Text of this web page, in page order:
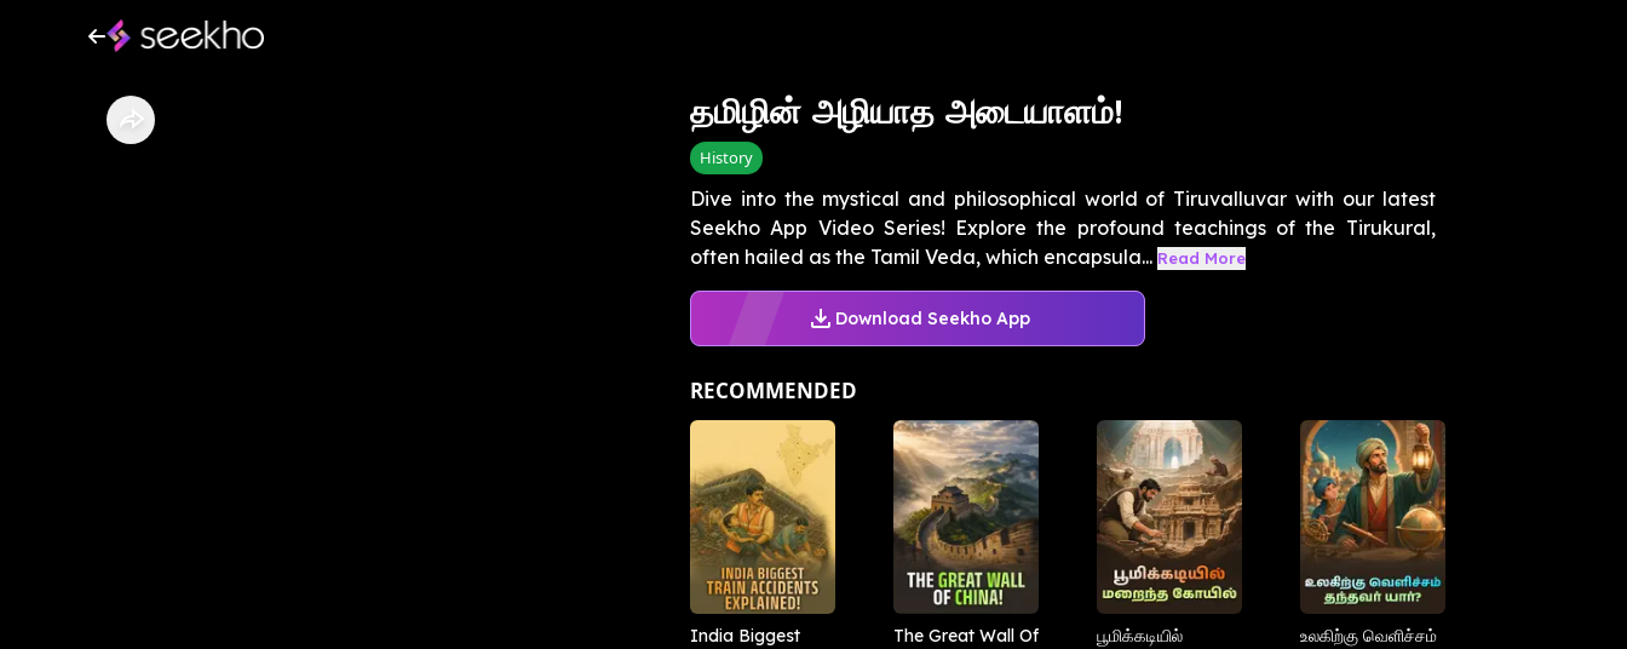
தமிழின் அழியாத அடையாளம்!
History
Dive into the mystical and philosophical world of Tiruvalluvar with our latest
Seekho App Video Series! Explore the profound teachings of the Tirukural,
often hailed as the Tamil Veda, which encapsula... Read More
Download Seekho App
RECOMMENDED
India Biggest
The Great Wall Of
பூமிக்கடியில்
உலகிற்கு வெளிச்சம்